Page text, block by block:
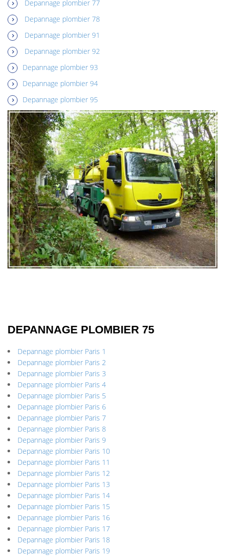
Depannage plombier 77
Depannage plombier 78
Depannage plombier 91
Depannage plombier 92
Depannage plombier 93
Depannage plombier 94
Depannage plombier 95
DEPANNAGE PLOMBIER 75
Depannage plombier Paris 1
Depannage plombier Paris 2
Depannage plombier Paris 3
Depannage plombier Paris 4
Depannage plombier Paris 5
Depannage plombier Paris 6
Depannage plombier Paris 7
Depannage plombier Paris 8
Depannage plombier Paris 9
Depannage plombier Paris 10
Depannage plombier Paris 11
Depannage plombier Paris 12
Depannage plombier Paris 13
Depannage plombier Paris 14
Depannage plombier Paris 15
Depannage plombier Paris 16
Depannage plombier Paris 17
Depannage plombier Paris 18
Depannage plombier Paris 19